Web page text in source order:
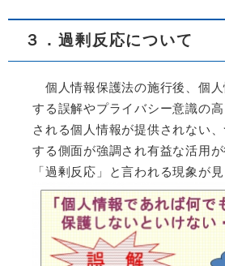
３．過剰反応について
個人情報保護法の施行後、個
する誤解やプライバシー意識の
される個人情報が提供されない
する側面が強調され有益な活用
「過剰反応」と言われる現象が見